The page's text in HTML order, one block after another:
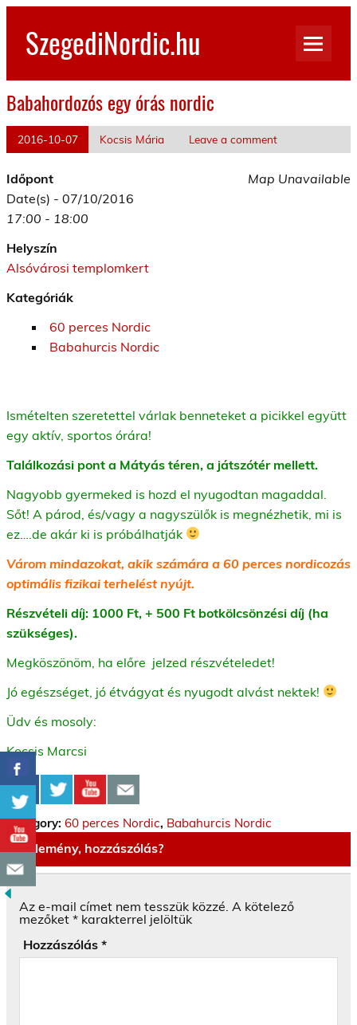
Skip
contentSzegediNordic.hu
Babahordozós egy órás nordic
2016-10-07 Kocsis Mária Leave a comment
Map Unavailable
Időpont
Date(s) - 07/10/2016
17:00 - 18:00
Helyszín
Alsóvárosi templomkert
Kategóriák
60 perces Nordic
Babahurcis Nordic
Ismételten szeretettel várlak benneteket a picikkel együtt
egy aktív, sportos órára!
Találkozási pont a Mátyás téren, a játszótér mellett.
Nagyobb gyermeked is hozd el nyugodtan magaddal.
Sőt! A párod, és/vagy a nagyszülők is megnézhetik, mi is
ez….de akár ki is próbálhatják
Várom mindazokat, akik számára a 60 perces nordicozás
optimális fizikai terhelést nyújt.
Részvételi díj: 1000 Ft, + 500 Ft botkölcsönzési díj (ha
szükséges).
Megköszönöm, ha előre jelzed részvételedet!
Jó egészséget, jó étvágyat és nyugodt alvást nektek!
Üdv és mosoly:
Kocsis Marcsi
Category: 60 perces Nordic, Babahurcis Nordic
Vélemény, hozzászólás?
Az e-mail címet nem tesszük közzé. A kötelező
mezőket * karakterrel jelöltük
Hozzászólás *